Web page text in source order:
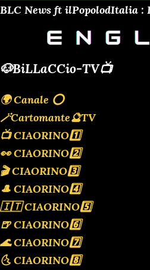
BLC News ft ilPopolodItalia :
🐶BiLLaCCio-TV📺
🌍 Canale ⭕️
🪄Cartomante🔮TV
📺 CIAORINO1️⃣
👀 CIAORINO2️⃣
🎬 CIAORINO3️⃣
🎩 CIAORINO4️⃣
🇮🇹 CIAORINO5️⃣
🍺 CIAORINO6️⃣
🌊 CIAORINO7️⃣
🌜 CIAORINO8️⃣